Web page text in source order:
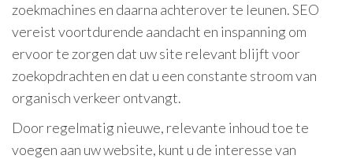
zoekmachines en daarna achterover te leunen. SEO
vereist voortdurende aandacht en inspanning om
ervoor te zorgen dat uw site relevant blijft voor
zoekopdrachten en dat u een constante stroom van
organisch verkeer ontvangt.
Door regelmatig nieuwe, relevante inhoud toe te
voegen aan uw website, kunt u de interesse van